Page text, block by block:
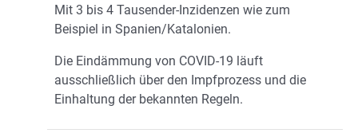
Mit 3 bis 4 Tausender-Inzidenzen wie zum
Beispiel in Spanien/Katalonien.
Die Eindämmung von COVID-19 läuft
ausschließlich über den Impfprozess und die
Einhaltung der bekannten Regeln.